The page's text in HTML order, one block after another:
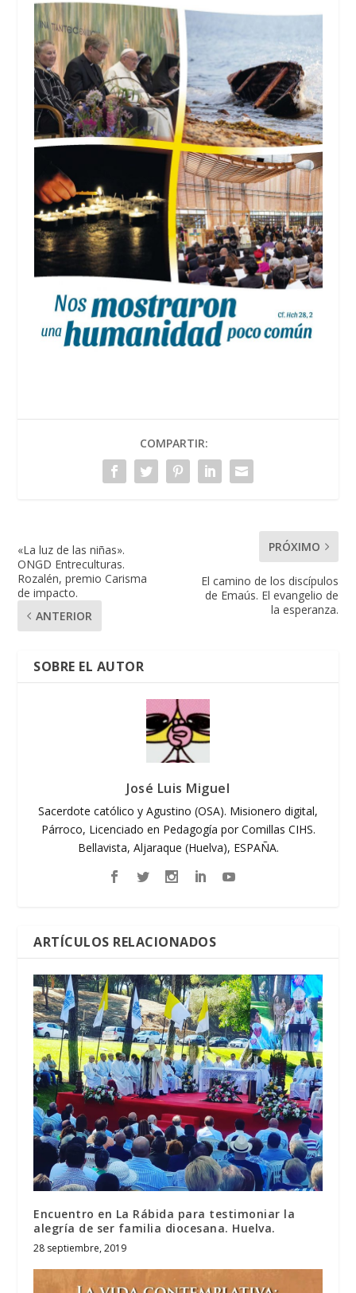
COMPARTIR:
«La luz de las niñas».
ONGD Entreculturas.
Rozalén, premio Carisma
de impacto.
ANTERIOR
PRÓXIMO
El camino de los discípulos
de Emaús. El evangelio de
la espe­ranza.
SOBRE EL AUTOR
José Luis Miguel
Sacerdote católico y Agustino (OSA). Misionero digital,
Párroco, Licenciado en Pedagogía por Comillas CIHS.
Bellavista, Aljaraque (Huelva), ESPAÑA.
ARTÍCULOS RELACIONADOS
Encuentro en La Rábida para testimoniar la
alegría de ser familia diocesana. Huelva.
28 septiembre, 2019